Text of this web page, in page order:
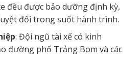
đều được bảo dưỡng định kỳ,
đối trong suốt hành trình.
: Đội ngũ tài xế có kinh
đường phố Trảng Bom và các